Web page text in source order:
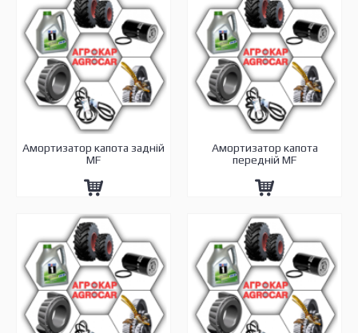
Амортизатор капота задній
MF
Амортизатор капота
передній MF